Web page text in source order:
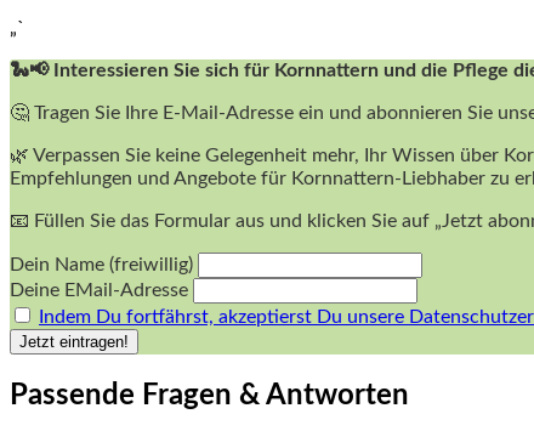
„`
🐍📢 Interessieren Sie sich für Kornnattern und die Pflege
🤔 Tragen Sie Ihre E-Mail-Adresse ein und abonnieren Sie
🌿 Verpassen Sie keine Gelegenheit mehr, Ihr Wissen über
Empfehlungen und Angebote für Kornnattern-Liebhaber zu
📧 Füllen Sie das Formular aus und klicken Sie auf „Jetzt
Dein Name (freiwillig)
Deine EMail-Adresse
Indem Du fortfährst, akzeptierst Du unsere
Passende⁤ Fragen & Antworten